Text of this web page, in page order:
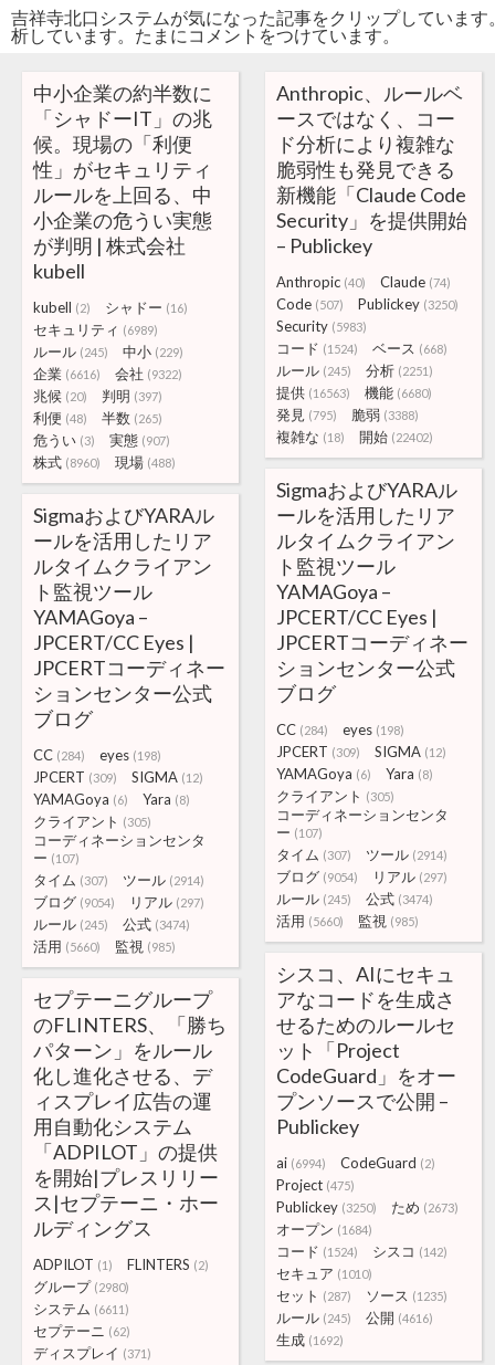
吉祥寺北口システムが気になった記事をクリップしていま
析しています。たまにコメントをつけています。
中小企業の約半数に
「シャドーIT」の兆
候。現場の「利便
性」がセキュリティ
ルールを上回る、中
小企業の危うい実態
が判明 | 株式会社
kubell
kubell (2) シャドー (16)
セキュリティ (6989)
ルール (245) 中小 (229)
企業 (6616) 会社 (9322)
兆候 (20) 判明 (397)
利便 (48) 半数 (265)
危うい (3) 実態 (907)
株式 (8960) 現場 (488)
Anthropic、ルールベ
ースではなく、コー
ド分析により複雑な
脆弱性も発見できる
新機能「Claude Code
Security」を提供開始
– Publickey
Anthropic (40) Claude (74)
Code (507) Publickey (3250)
Security (5983)
コード (1524) ベース (668)
ルール (245) 分析 (2251)
提供 (16563) 機能 (6680)
発見 (795) 脆弱 (3388)
複雑な (18) 開始 (22402)
SigmaおよびYARAル
ールを活用したリア
ルタイムクライアン
ト監視ツール
YAMAGoya –
JPCERT/CC Eyes |
JPCERTコーディネー
ションセンター公式
ブログ
CC (284) eyes (198)
JPCERT (309) SIGMA (12)
YAMAGoya (6) Yara (8)
クライアント (305)
コーディネーションセンタ
ー (107)
タイム (307) ツール (2914)
ブログ (9054) リアル (297)
ルール (245) 公式 (3474)
活用 (5660) 監視 (985)
SigmaおよびYARAル
ールを活用したリア
ルタイムクライアン
ト監視ツール
YAMAGoya –
JPCERT/CC Eyes |
JPCERTコーディネー
ションセンター公式
ブログ
CC (284) eyes (198)
JPCERT (309) SIGMA (12)
YAMAGoya (6) Yara (8)
クライアント (305)
コーディネーションセンタ
ー (107)
タイム (307) ツール (2914)
ブログ (9054) リアル (297)
ルール (245) 公式 (3474)
活用 (5660) 監視 (985)
シスコ、AIにセキュ
アなコードを生成さ
せるためのルールセ
ット「Project
CodeGuard」をオー
プンソースで公開 –
Publickey
ai (6994) CodeGuard (2)
Project (475)
Publickey (3250) ため (2673)
オープン (1684)
コード (1524) シスコ (142)
セキュア (1010)
セット (287) ソース (1235)
ルール (245) 公開 (4616)
生成 (1692)
セプテーニグループ
のFLINTERS、「勝ち
パターン」をルール
化し進化させる、デ
ィスプレイ広告の運
用自動化システム
「ADPILOT」の提供
を開始|プレスリリー
ス|セプテーニ・ホー
ルディングス
ADPILOT (1) FLINTERS (2)
グループ (2980)
システム (6611)
セプテーニ (62)
ディスプレイ (371)